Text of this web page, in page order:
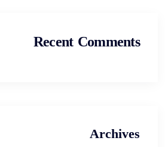
Recent Comments
Archives